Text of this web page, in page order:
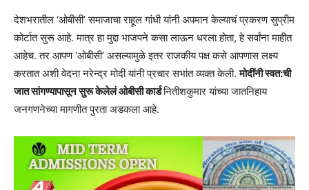
देशभरातील ‘ओबीसी’ समाजाचा राहूल गांधी यांनी अपमान केल्याचं प्रकरण सुप्रीम
कोर्टात सुरू आहे. मात्र हा मुद्दा भाजपने कसा लाऊन धरला होता, हे सर्वांना माहीत
आहेच. तर आपण ‘ओबीसी’ असल्यामुळे इतर राजकीय पक्ष कसे आपणास लक्ष्य
करतात अशी वेदना नरेन्द्र मोदी यांनी प्रचार सभांत व्यक्त केली.मोदींनी स्वत:ची
जात सांगण्यापासून सुरू केलेलं ओबीसी कार्डनितीशकुमार यांच्या जातनिहाय
जनगणनेच्या मागणीत पुरता अडकला आहे.